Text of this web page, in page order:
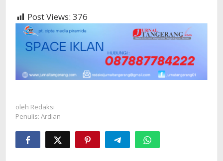
Post Views: 376
oleh Redaksi
Penulis: Ardian